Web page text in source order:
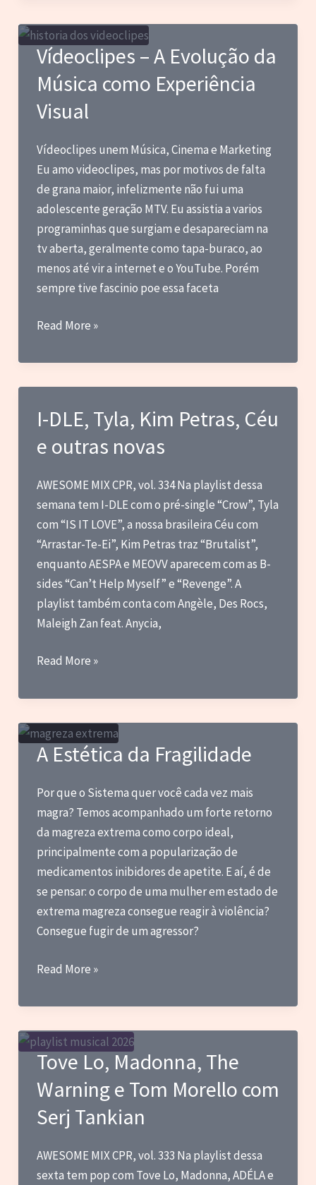
McCartney,
Tame
Impala,
Charli
xcx
e
Vídeoclipes – A Evolução da
Música como Experiência
Visual
Vídeoclipes unem Música, Cinema e Marketing
Eu amo videoclipes, mas por motivos de falta
de grana maior, infelizmente não fui uma
adolescente geração MTV. Eu assistia a varios
programinhas que surgiam e desapareciam na
tv aberta, geralmente como tapa-buraco, ao
menos até vir a internet e o YouTube. Porém
sempre tive fascinio poe essa faceta
Vídeoclipes
A
Evolução
Música
como
Visual
Read More »
I-DLE, Tyla, Kim Petras, Céu
e outras novas
AWESOME MIX CPR, vol. 334 Na playlist dessa
semana tem I-DLE com o pré-single “Crow”, Tyla
com “IS IT LOVE”, a nossa brasileira Céu com
“Arrastar-Te-Ei”, Kim Petras traz “Brutalist”,
enquanto AESPA e MEOVV aparecem com as B-
sides “Can’t Help Myself” e “Revenge”. A
playlist também conta com Angèle, Des Rocs,
Maleigh Zan feat. Anycia,
I-
Tyla,
Kim
Petras,
Céu
outras
novas
Read More »
A Estética da Fragilidade
Por que o Sistema quer você cada vez mais
magra? Temos acompanhado um forte retorno
da magreza extrema como corpo ideal,
principalmente com a popularização de
medicamentos inibidores de apetite. E aí, é de
se pensar: o corpo de uma mulher em estado de
extrema magreza consegue reagir à violência?
Consegue fugir de um agressor?
A
da
Fragilidade
Read More »
Tove Lo, Madonna, The
Warning e Tom Morello com
Serj Tankian
AWESOME MIX CPR, vol. 333 Na playlist dessa
sexta tem pop com Tove Lo, Madonna, ADÉLA e